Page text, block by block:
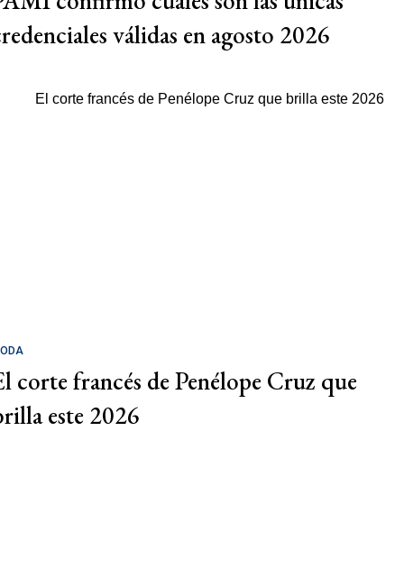
válidas en agosto 2026
corte francés de Penélope Cruz que
este 2026